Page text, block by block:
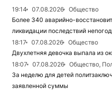
19:14 07.08.2026
Общество
Более 340 аварийно-
ликвидации последствий
18:17
07.08.2026
Общество
Двухлетняя девочка выпала из
18:07
07.08.2026
Общество,
За неделю для детей
заявленной суммы